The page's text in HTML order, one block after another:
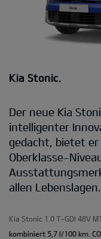
Kia Stonic.
Der neue Kia
intelligenter
gedacht, bietet
Oberklasse-
allen Lebenslagen.
Kia Stonic 1.0 T-GDI 48V
kombiniert 5,7 l/100 km.